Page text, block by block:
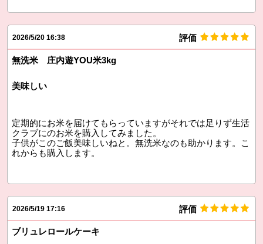
2026/5/20 16:38 評価
無洗米 庄内遊YOU米3kg
美味しい
定期的にお米を届けてもらっていますがそれでは足りず生活
クラブにのお米を購入してみました。
子供がこのご飯美味しいねと。無洗米なのも助かります。こ
れからも購入します。
2026/5/19 17:16 評価
ブリュレロールケーキ